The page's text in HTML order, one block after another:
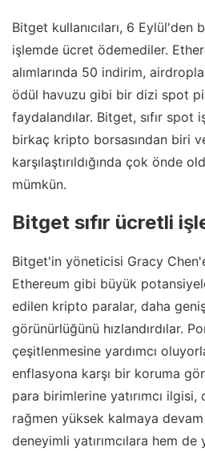
Bitget kullanıcıları, 6 Eylül'den
işlemde ücret ödemediler.
alımlarında 50 indirim,
ödül havuzu gibi bir dizi spot
faydalandılar. Bitget, sıfır spot
birkaç kripto borsasından biri
karşılaştırıldığında çok önde
mümkün.
Bitget sıfır ücretli
Bitget'in yöneticisi Gracy
Ethereum gibi büyük
edilen kripto paralar, daha
görünürlüğünü hızlandırdılar.
çeşitlenmesine yardımcı
enflasyona karşı bir koruma
para birimlerine yatırımcı ilgisi,
rağmen yüksek kalmaya
deneyimli yatırımcılara hem